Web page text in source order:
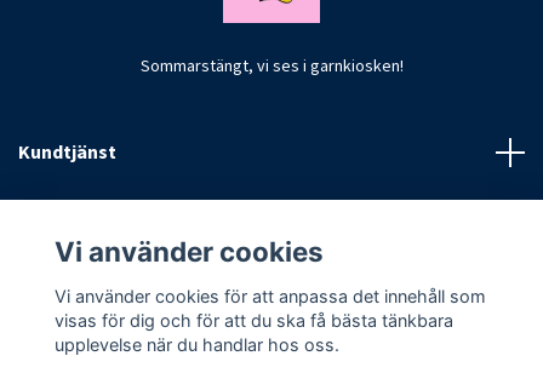
Sommarstängt, vi ses i garnkiosken!
Kundtjänst
Vi använder cookies
Vi använder cookies för att anpassa det innehåll som
visas för dig och för att du ska få bästa tänkbara
upplevelse när du handlar hos oss.